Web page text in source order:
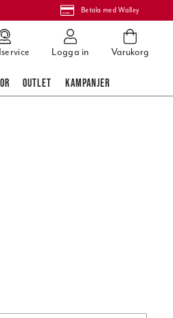
Betala med Walley
Logga in Varukorg
OUTLET KAMPANJER